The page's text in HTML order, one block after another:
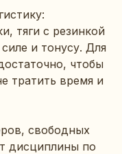
тяги с резинкой
и тонусу. Для
чтобы
тратить время и
свободных
дисциплины по